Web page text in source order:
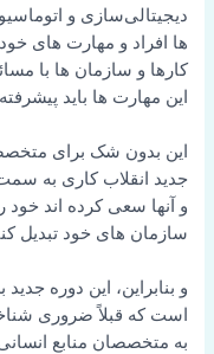
دیجیتالی‌سازی و
ها افراد و مهارت های
کارها و سازمان ها با
این مهارت ها باید
این بدون شک برای
جدید انقلاب کاری به
و آنها سعی کرده اند خود
سازمان های خود تبدیل
و بنابراین، این دوره
است که قبلاً ضروری
به متخصصان منابع